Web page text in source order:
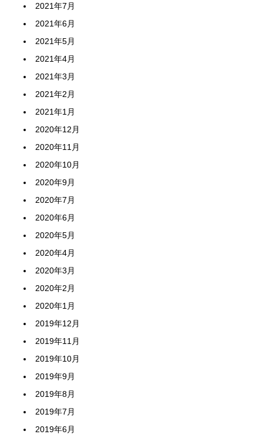
2021年7月
2021年6月
2021年5月
2021年4月
2021年3月
2021年2月
2021年1月
2020年12月
2020年11月
2020年10月
2020年9月
2020年7月
2020年6月
2020年5月
2020年4月
2020年3月
2020年2月
2020年1月
2019年12月
2019年11月
2019年10月
2019年9月
2019年8月
2019年7月
2019年6月